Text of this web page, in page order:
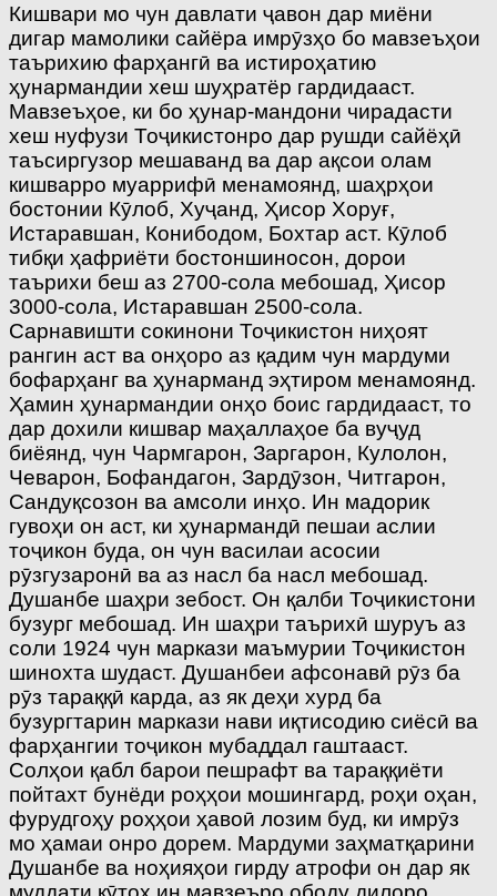
Кишвари мо чун давлати ҷавон дар миёни
дигар мамолики сайёра имрӯзҳо бо мавзеъҳои
таърихию фарҳангӣ ва истироҳатию
ҳунармандии хеш шуҳратёр гардидааст.
Мавзеъҳое, ки бо ҳунар-мандони чирадасти
хеш нуфузи Тоҷикистонро дар рушди сайёҳӣ
таъсиргузор мешаванд ва дар ақсои олам
кишварро муаррифӣ менамоянд, шаҳрҳои
бостонии Кӯлоб, Хуҷанд, Ҳисор Хоруғ,
Истаравшан, Конибодом, Бохтар аст. Кӯлоб
тибқи ҳафриёти бостоншиносон, дорои
таърихи беш аз 2700-сола мебошад, Ҳисор
3000-сола, Истаравшан 2500-сола.
Сарнавишти сокинони Тоҷикистон ниҳоят
рангин аст ва онҳоро аз қадим чун мардуми
бофарҳанг ва ҳунарманд эҳтиром менамоянд.
Ҳамин ҳунармандии онҳо боис гардидааст, то
дар дохили кишвар маҳаллаҳое ба вуҷуд
биёянд, чун Чармгарон, Заргарон, Кулолон,
Чеварон, Бофандагон, Зардӯзон, Читгарон,
Сандуқсозон ва амсоли инҳо. Ин мадорик
гувоҳи он аст, ки ҳунармандӣ пешаи аслии
тоҷикон буда, он чун василаи асосии
рӯзгузаронӣ ва аз насл ба насл мебошад.
Душанбе шаҳри зебост. Он қалби Тоҷикистони
бузург мебошад. Ин шаҳри таърихӣ шуруъ аз
соли 1924 чун маркази маъмурии Тоҷикистон
шинохта шудаст. Душанбеи афсонавӣ рӯз ба
рӯз тараққӣ карда, аз як деҳи хурд ба
бузургтарин маркази нави иқтисодию сиёсӣ ва
фарҳангии тоҷикон мубаддал гаштааст.
Солҳои қабл барои пешрафт ва тараққиёти
пойтахт бунёди роҳҳои мошингард, роҳи оҳан,
фурудгоҳу роҳҳои ҳавоӣ лозим буд, ки имрӯз
мо ҳамаи онро дорем. Мардуми заҳматқарини
Душанбе ва ноҳияҳои гирду атрофи он дар як